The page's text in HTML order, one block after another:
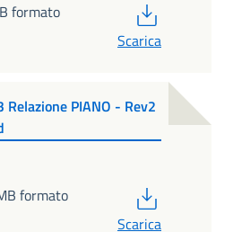
formato
Scarica
PIANO - Rev2
formato
Scarica